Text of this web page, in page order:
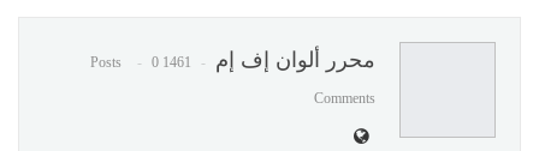
محرر ألوان إف إم 1461 Posts
0
Comments